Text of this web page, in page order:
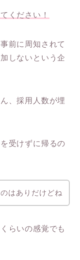
ください！
前に周知されて
しないという企
、採用人数が埋
受けずに帰るの
はありだけどね
らいの感覚でも